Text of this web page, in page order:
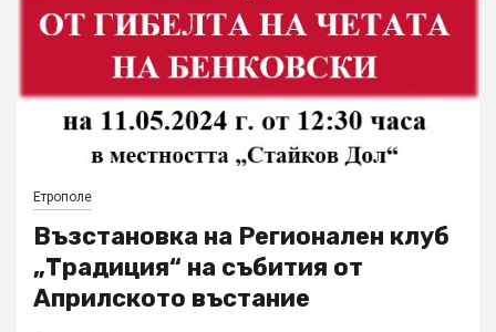
Етрополе
Възстановка на Регионален клуб
„Традиция“ на събития от
Априлското въстание